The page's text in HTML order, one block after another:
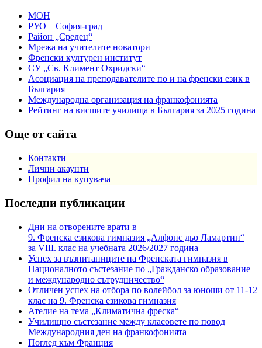
МОН
РУО – София-град
Район „Средец“
Мрежа на учителите новатори
Френски културен институт
СУ „Св. Климент Охридски“
Асоциация на преподавателите по и на френски език в
България
Международна организация на франкофонията
Рейтинг на висшите училища в България за 2025 година
Още от сайта
Контакти
Лични акаунти
Профил на купувача
Последни публикации
Дни на отворените врати в
9. Френска езикова гимназия „Алфонс дьо Ламартин“
за VIII. клас на учебната 2026/2027 година
Успех за възпитаниците на Френската гимназия в
Националното състезание по „Гражданско образование
и международно сътрудничество“
Отличен успех на отбора по волейбол за юноши от 11-12
клас на 9. Френска езикова гимназия
Ателие на тема „Климатична фреска“
Училищно състезание между класовете по повод
Международния ден на франкофонията
Поглед към Франция